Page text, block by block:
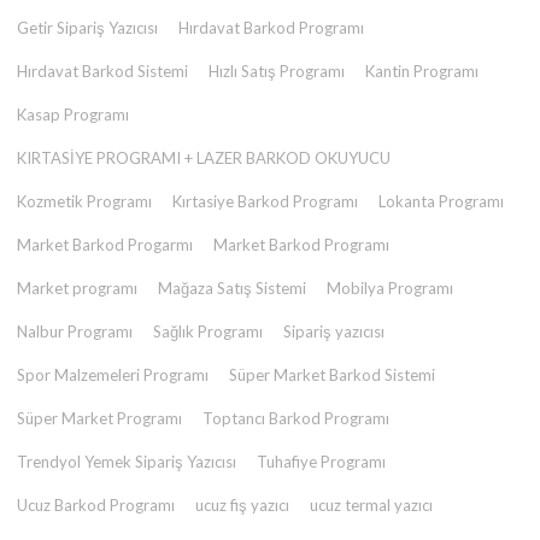
Getir Sipariş Yazıcısı Hırdavat Barkod Programı
Hırdavat Barkod Sistemi Hızlı Satış Programı Kantin Programı
Kasap Programı
KIRTASİYE PROGRAMI + LAZER BARKOD OKUYUCU
Kozmetik Programı Kırtasiye Barkod Programı Lokanta Programı
Market Barkod Progarmı Market Barkod Programı
Market programı Mağaza Satış Sistemi Mobilya Programı
Nalbur Programı Sağlık Programı Sipariş yazıcısı
Spor Malzemeleri Programı Süper Market Barkod Sistemi
Süper Market Programı Toptancı Barkod Programı
Trendyol Yemek Sipariş Yazıcısı Tuhafiye Programı
Ucuz Barkod Programı ucuz fiş yazıcı ucuz termal yazıcı